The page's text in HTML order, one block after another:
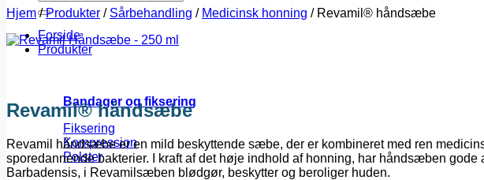
efter:
Forside
Produkter
Bandager og fiksering
Fiksering
Kompression
Polster
Hjem/Produkter / Sårbehandling / Medicinsk honning / Revamil® håndsæbe
Revamil® håndsæbe
Revamil håndsæbe er en mild beskyttende sæbe, der er kombineret med ren
sporedannende bakterier. I kraft af det høje indhold af honning, har håndsæben
Barbadensis, i Revamilsæben blødgør, beskytter og beroliger huden.